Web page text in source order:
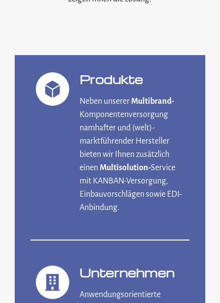
Produkte
Neben unsererMultibrand-
Komponentenversorgung
namhafter und (welt)-
marktführender Hersteller
bieten wir Ihnen zusätzlich
einenMultisolution-Service
mit KANBAN-Versorgung,
Einbauvorschlägen sowie EDI-
Anbindung.
Unter­nehmen
Anwendungsorientierte